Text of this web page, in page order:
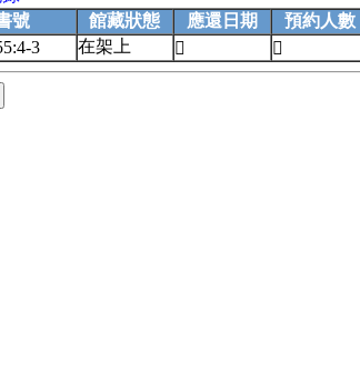
號 館藏狀態 應還日期
預約人數
3 在架上  